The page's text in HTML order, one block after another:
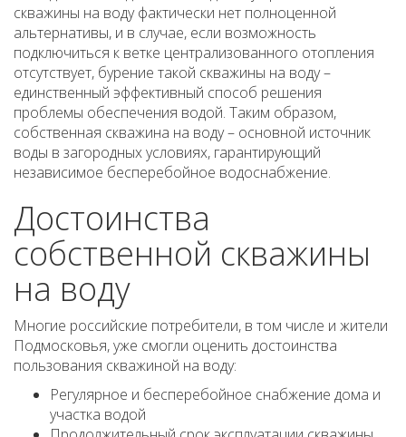
скважины на воду фактически нет полноценной
альтернативы, и в случае, если возможность
подключиться к ветке централизованного отопления
отсутствует, бурение такой скважины на воду –
единственный эффективный способ решения
проблемы обеспечения водой. Таким образом,
собственная скважина на воду – основной источник
воды в загородных условиях, гарантирующий
независимое бесперебойное водоснабжение.
Достоинства
собственной скважины
на воду
Многие российские потребители, в том числе и жители
Подмосковья, уже смогли оценить достоинства
пользования скважиной на воду:
Регулярное и бесперебойное снабжение дома и
участка водой